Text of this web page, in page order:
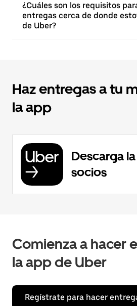
¿Cuáles son los requisitos
entregas cerca de donde
de Uber?
Haz entregas a tu
la app
Descarga
socios
Comienza a hacer
la app de Uber
Regístrate para hacer